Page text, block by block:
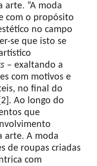
arte. “A moda
com o propósito
no campo
se que isto se
– exaltando a
com motivos e
no final do
Ao longo do
que
arte. A moda
de roupas criadas
com